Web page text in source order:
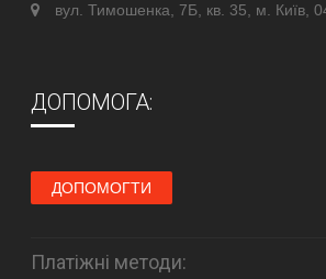
вул. Тимошенка, 7Б, кв. 35, м. Київ,
ДОПОМОГА:
ДОПОМОГТИ
Платіжні методи: